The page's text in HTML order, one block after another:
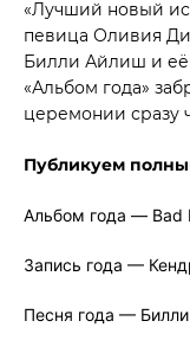
«Лучший новый
певица Оливия
Билли Айлиш и её
«Альбом года»
церемонии сразу
Публикуем
Альбом года — Bad
Запись года —
Песня года —